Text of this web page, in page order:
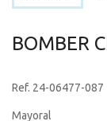
BOMBER
Ref. 24-06477-087
Mayoral